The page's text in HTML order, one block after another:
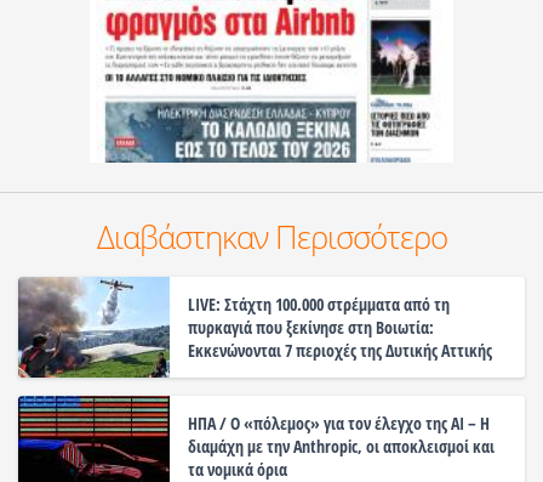
Διαβάστηκαν Περισσότερο
LIVE: Στάχτη 100.000 στρέμματα από τη
πυρκαγιά που ξεκίνησε στη Βοιωτία:
Εκκενώνονται 7 περιοχές της Δυτικής Αττικής
ΗΠΑ / Ο «πόλεμος» για τον έλεγχο της ΑΙ – Η
διαμάχη με την Anthropic, οι αποκλεισμοί και
τα νομικά όρια